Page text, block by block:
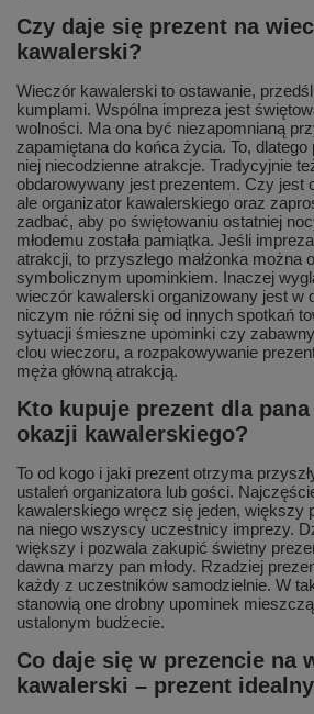
Czy daje się prezent na
kawalerski?
Wieczór kawalerski to ostawanie,
kumplami. Wspólna impreza jest
wolności. Ma ona być niezapomnianą
zapamiętana do końca życia. To,
niej niecodzienne atrakcje. Tradycyjnie
obdarowywany jest prezentem. Czy jest
ale organizator kawalerskiego oraz
zadbać, aby po świętowaniu ostatniej
młodemu została pamiątka. Jeśli
atrakcji, to przyszłego małżonka można
symbolicznym upominkiem. Inaczej
wieczór kawalerski organizowany jest w
niczym nie różni się od innych spotkań
sytuacji śmieszne upominki czy
clou wieczoru, a rozpakowywanie
męża główną atrakcją.
Kto kupuje prezent dla pana
okazji kawalerskiego?
To od kogo i jaki prezent otrzyma
ustaleń organizatora lub gości.
kawalerskiego wręcz się jeden, większy
na niego wszyscy uczestnicy imprezy.
większy i pozwala zakupić świetny
dawna marzy pan młody. Rzadziej
każdy z uczestników samodzielnie. W
stanowią one drobny upominek
ustalonym budżecie.
Co daje się w prezencie na
kawalerski – prezent